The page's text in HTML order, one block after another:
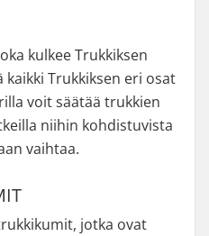
kulkee Trukkiksen
Trukkiksen eri osat
voit säätää trukkien
niihin kohdistuvista
vaihtaa.
jotka ovat